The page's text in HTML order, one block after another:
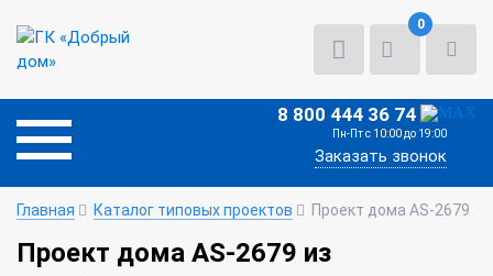
0
8 800 444 36 74
Пн-Пт с 10:00 до 19:00
Заказать звонок
Главная Каталог типовых проектов Проект дома AS-2679
Проект дома AS-2679 из